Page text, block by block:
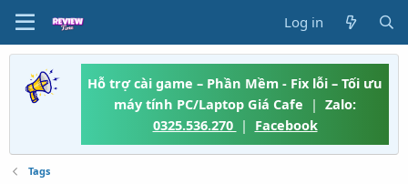
Log in
Hỗ trợ cài game – Phần Mềm - Fix lỗi – Tối ưu
máy tính PC/Laptop Giá Cafe | Zalo:
0325.536.270 | Facebook
Tags